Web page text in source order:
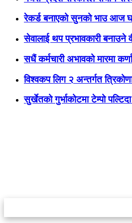
रेकर्ड बनाएको सुनको भाउ आज
सेवालाई थप प्रभावकारी बनाउने
सधैं कर्मचारी अभावको मारमा
विश्वकप लिग २ अन्तर्गत
सुर्खेतको गुर्भाकोटमा टेम्पो